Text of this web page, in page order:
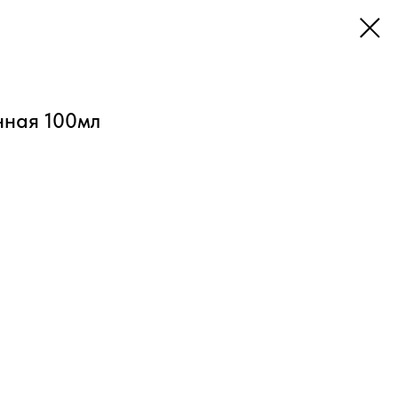
100мл